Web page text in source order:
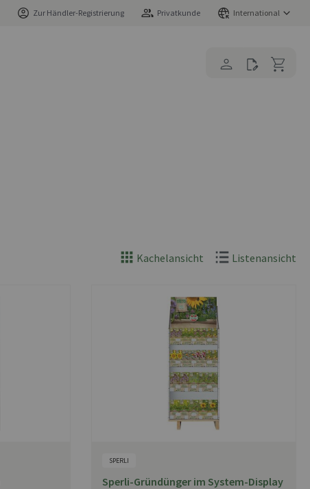
Zur Händler-Registrierung Privatkunde International
Kachelansicht Listenansicht
SPERLI
Sperli-Gründünger im System-Display